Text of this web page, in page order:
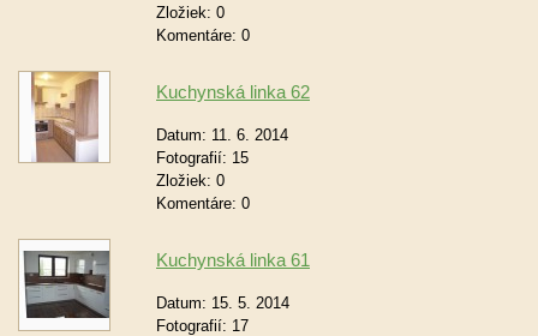
Zložiek: 0
Komentáre: 0
Kuchynská linka 62
Datum: 11. 6. 2014
Fotografií: 15
Zložiek: 0
Komentáre: 0
Kuchynská linka 61
Datum: 15. 5. 2014
Fotografií: 17